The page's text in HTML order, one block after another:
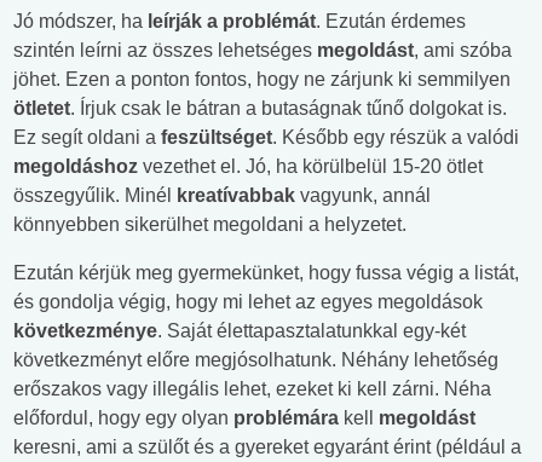
Jó módszer, ha leírják a problémát. Ezután érdemes
szintén leírni az összes lehetséges megoldást, ami szóba
jöhet. Ezen a ponton fontos, hogy ne zárjunk ki semmilyen
ötletet. Írjuk csak le bátran a butaságnak tűnő dolgokat is.
Ez segít oldani a feszültséget. Később egy részük a valódi
megoldáshoz vezethet el. Jó, ha körülbelül 15-20 ötlet
összegyűlik. Minél
kreatívabbak vagyunk, annál
könnyebben sikerülhet megoldani a helyzetet.
Ezután kérjük meg gyermekünket, hogy fussa végig a listát,
és gondolja végig, hogy mi lehet az egyes megoldások
következménye. Saját élettapasztalatunkkal egy-két
következményt előre megjósolhatunk. Néhány lehetőség
erőszakos vagy illegális lehet, ezeket ki kell zárni. Néha
előfordul, hogy egy olyan problémára kell megoldást
keresni, ami a szülőt és a gyereket egyaránt érint (például a